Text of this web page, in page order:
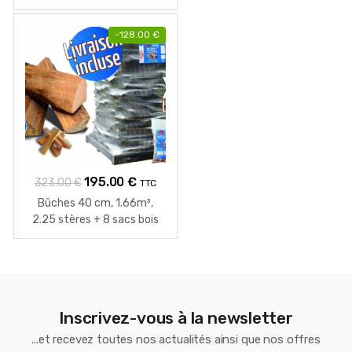
était :
285.00 €.
est :
210.00 €.
-128.00 €
323.00€ Le
prix
initial
était :
195.00€Le
prix
actuel
est :
TTC
Bûches 40 cm, 1.66m³,
2.25 stères + 8 sacs bois
d’allumage
Inscrivez-vous à la newsletter
...et recevez toutes nos actualités ainsi que nos offres